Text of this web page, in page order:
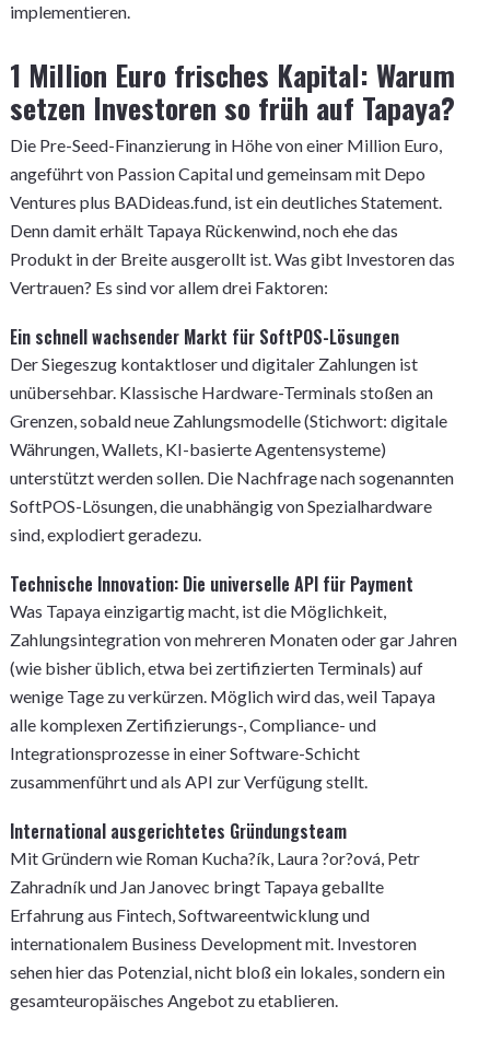
implementieren.
1 Million Euro frisches Kapital: Warum
setzen Investoren so früh auf Tapaya?
Die Pre-Seed-Finanzierung in Höhe von einer Million Euro,
angeführt von Passion Capital und gemeinsam mit Depo
Ventures plus BADideas.fund, ist ein deutliches Statement.
Denn damit erhält Tapaya Rückenwind, noch ehe das
Produkt in der Breite ausgerollt ist. Was gibt Investoren das
Vertrauen? Es sind vor allem drei Faktoren:
Ein schnell wachsender Markt für SoftPOS-Lösungen
Der Siegeszug kontaktloser und digitaler Zahlungen ist
unübersehbar. Klassische Hardware-Terminals stoßen an
Grenzen, sobald neue Zahlungsmodelle (Stichwort: digitale
Währungen, Wallets, KI-basierte Agentensysteme)
unterstützt werden sollen. Die Nachfrage nach sogenannten
SoftPOS-Lösungen, die unabhängig von Spezialhardware
sind, explodiert geradezu.
Technische Innovation: Die universelle API für Payment
Was Tapaya einzigartig macht, ist die Möglichkeit,
Zahlungsintegration von mehreren Monaten oder gar Jahren
(wie bisher üblich, etwa bei zertifizierten Terminals) auf
wenige Tage zu verkürzen. Möglich wird das, weil Tapaya
alle komplexen Zertifizierungs-, Compliance- und
Integrationsprozesse in einer Software-Schicht
zusammenführt und als API zur Verfügung stellt.
International ausgerichtetes Gründungsteam
Mit Gründern wie Roman Kucha?ík, Laura ?or?ová, Petr
Zahradník und Jan Janovec bringt Tapaya geballte
Erfahrung aus Fintech, Softwareentwicklung und
internationalem Business Development mit. Investoren
sehen hier das Potenzial, nicht bloß ein lokales, sondern ein
gesamteuropäisches Angebot zu etablieren.